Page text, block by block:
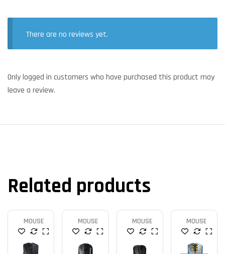
There are no reviews yet.
Only logged in customers who have purchased this product may
leave a review.
Related products
MOUSE MOUSE MOUSE MOUSE